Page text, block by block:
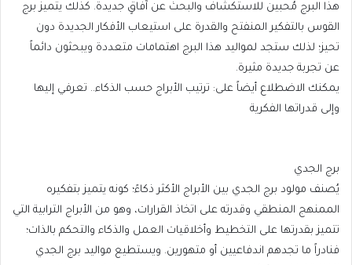
هذا البرج مُحبين للاستكشاف والبحث عن آفاقٍ جديدة. كذلك يتميز برج
القوس بالتفكير المنفتح والقدرة على استيعاب الأفكار الجديدة دون
تحيز؛ لذلك ستجد لمواليد هذا البرج اهتمامات متعددة ويبحثون دائماً
عن تجربة جديدة مثيرة.
يمكنك الاضطلاع أيضاً على: ترتيب الأبراج حسب الذكاء.. تعرفي إليها
وإلى قدراتها الفكرية
برج الجدي
يُصنف مولود برج الجدي بين الأبراج الأكثر ذكاءً؛ كونه يتميز بتفكيره
الممنهج المنطقي وقدرته على اتخاذ القرارات، وهو من الأبراج الترابية التي
تتميز بقدرتها على التخطيط وأخلاقيات العمل والذكاء والتحكم بالذات؛
فنادراً ما تجدهم اندفاعيين أو متهورين. ويستطيع مواليد برج الجدي